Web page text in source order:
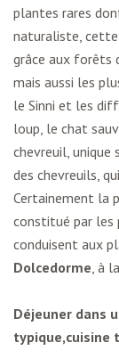
plantes rares
naturaliste, cette
grâce aux forêts
mais aussi les
le Sinni et les
loup, le chat
chevreuil,
des chevreuils,
Certainement la
constitué par les
conduisent aux
Dolcedorme, à la
Déjeuner dans
typique,cuisine